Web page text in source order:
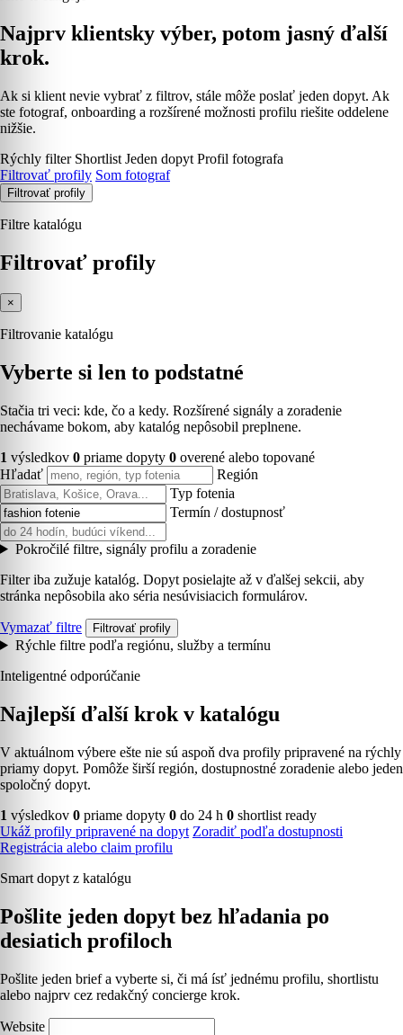
Najprv klientsky výber, potom jasný ďalší
krok.
Ak si klient nevie vybrať z filtrov, stále môže poslať jeden dopyt. Ak
ste fotograf, onboarding a rozšírené možnosti profilu riešite oddelene
nižšie.
Rýchly filter Shortlist Jeden dopyt Profil fotografa
Filtrovať profily Som fotograf
Filtrovať profily
Filtre katalógu
Filtrovať profily
×
Filtrovanie katalógu
Vyberte si len to podstatné
Stačia tri veci: kde, čo a kedy. Rozšírené signály a zoradenie
nechávame bokom, aby katalóg nepôsobil preplnene.
1 výsledkov 0 priame dopyty 0 overené alebo topované
Hľadať
Región
Typ fotenia
Termín / dostupnosť
Pokročilé filtre, signály profilu a zoradenie
Filter iba zužuje katalóg. Dopyt posielajte až v ďalšej sekcii, aby
stránka nepôsobila ako séria nesúvisiacich formulárov.
Vymazať filtre Filtrovať profily
Rýchle filtre podľa regiónu, služby a termínu
Inteligentné odporúčanie
Najlepší ďalší krok v katalógu
V aktuálnom výbere ešte nie sú aspoň dva profily pripravené na rýchly
priamy dopyt. Pomôže širší región, dostupnostné zoradenie alebo jeden
spoločný dopyt.
1 výsledkov 0 priame dopyty 0 do 24 h 0 shortlist ready
Ukáž profily pripravené na dopyt Zoradiť podľa dostupnosti
Registrácia alebo claim profilu
Smart dopyt z katalógu
Pošlite jeden dopyt bez hľadania po
desiatich profiloch
Pošlite jeden brief a vyberte si, či má ísť jednému profilu, shortlistu
alebo najprv cez redakčný concierge krok.
Website